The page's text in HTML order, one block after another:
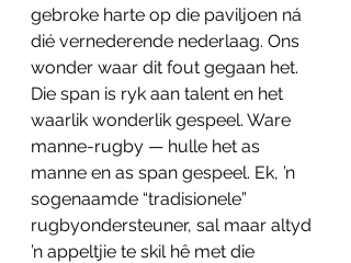
gebroke harte op die paviljoen ná
dié vernederende nederlaag. Ons
wonder waar dit fout gegaan het.
Die span is ryk aan talent en het
waarlik wonderlik gespeel. Ware
manne-rugby — hulle het as
manne en as span gespeel. Ek, ’n
sogenaamde “tradisionele”
rugbyondersteuner, sal maar altyd
’n appeltjie te skil hê met die